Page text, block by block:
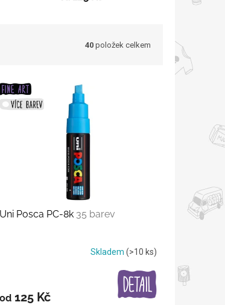
40 položek celkem
Uni Posca PC-8k 35 barev
Skladem (>10 ks)
od125 Kč